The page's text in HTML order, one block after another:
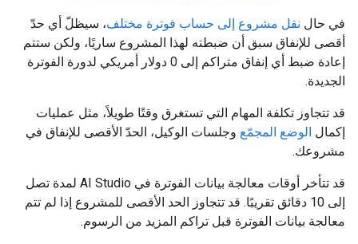
في حال نقل مشروع إلى حساب فوترة مختلف، سيظلّ أي حدّ
أقصى للإنفاق سبق أن ضبطته لهذا المشروع ساريًا، ولكن ستتم
إعادة ضبط أي إنفاق متراكم إلى 0 دولار أمريكي لدورة الفوترة
الجديدة.
قد تتجاوز تكلفة المهام التي تستغرق وقتًا طويلاً، مثل عمليات
إكمال الوضع المجمّع وجلسات الوكيل، الحدّ الأقصى للإنفاق في
مشروعك.
قد تتأخر أوقات معالجة بيانات الفوترة في AI Studio لمدة تصل
إلى 10 دقائق تقريبًا. قد تتجاوز الحد الأقصى للمشروع إذا لم تتم
معالجة بيانات الفوترة قبل تراكم المزيد من الرسوم.